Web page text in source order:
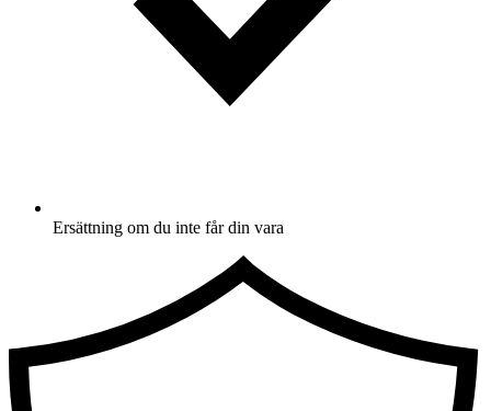
Ersättning om du inte får din vara